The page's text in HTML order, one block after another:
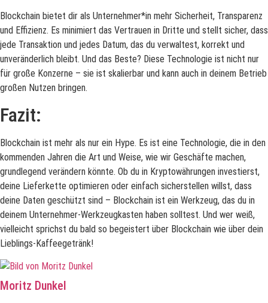
Blockchain bietet dir als Unternehmer*in mehr Sicherheit, Transparenz
und Effizienz. Es minimiert das Vertrauen in Dritte und stellt sicher, dass
jede Transaktion und jedes Datum, das du verwaltest, korrekt und
unveränderlich bleibt. Und das Beste? Diese Technologie ist nicht nur
für große Konzerne – sie ist skalierbar und kann auch in deinem Betrieb
großen Nutzen bringen.
Fazit:
Blockchain ist mehr als nur ein Hype. Es ist eine Technologie, die in den
kommenden Jahren die Art und Weise, wie wir Geschäfte machen,
grundlegend verändern könnte. Ob du in Kryptowährungen investierst,
deine Lieferkette optimieren oder einfach sicherstellen willst, dass
deine Daten geschützt sind – Blockchain ist ein Werkzeug, das du in
deinem Unternehmer-Werkzeugkasten haben solltest. Und wer weiß,
vielleicht sprichst du bald so begeistert über Blockchain wie über dein
Lieblings-Kaffeegetränk!
Moritz Dunkel